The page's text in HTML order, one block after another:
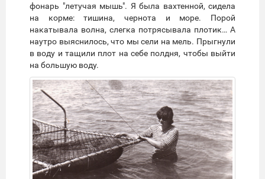
фонарь "летучая мышь". Я была вахтенной, сидела
на корме: тишина, чернота и море. Порой
накатывала волна, слегка потрясывала плотик… А
наутро выяснилось, что мы сели на мель. Прыгнули
в воду и тащили плот на себе полдня, чтобы выйти
на большую воду.